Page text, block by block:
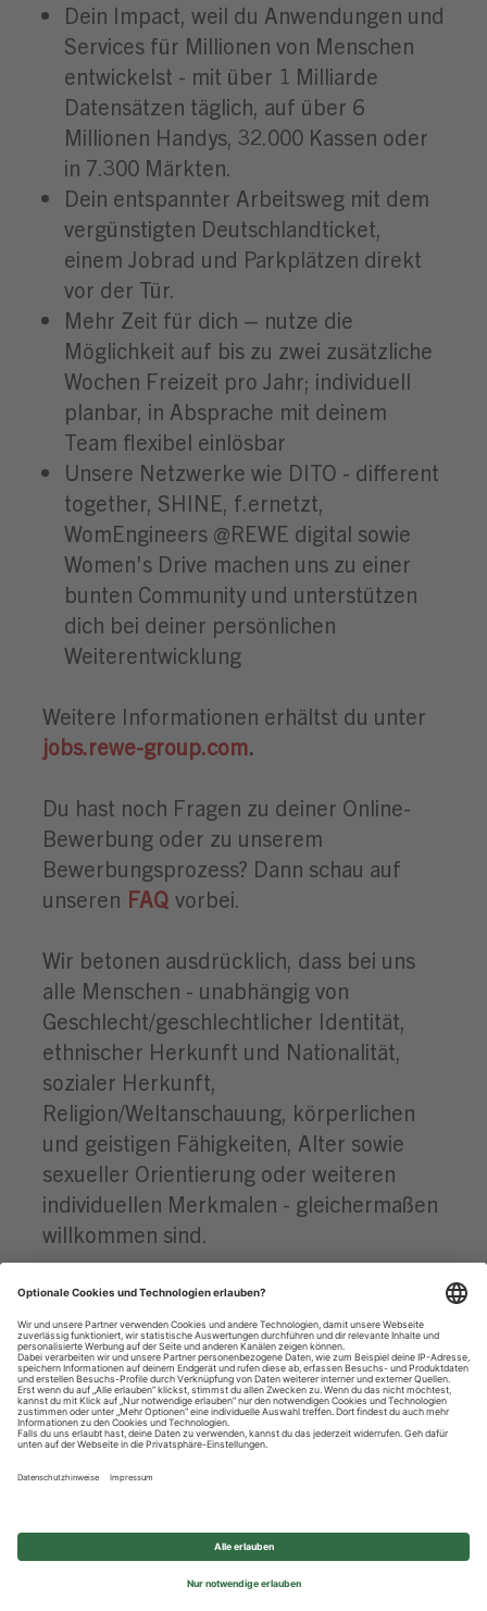
Dein Impact, weil du Anwendungen und
Services für Millionen von Menschen
entwickelst - mit über 1 Milliarde
Datensätzen täglich, auf über 6
Millionen Handys, 32.000 Kassen oder
in 7.300 Märkten.
Dein entspannter Arbeitsweg mit dem
vergünstigten Deutschlandticket,
einem Jobrad und Parkplätzen direkt
vor der Tür.
Mehr Zeit für dich – nutze die
Möglichkeit auf bis zu zwei zusätzliche
Wochen Freizeit pro Jahr; individuell
planbar, in Absprache mit deinem
Team flexibel einlösbar
Unsere Netzwerke wie DITO - different
together, SHINE, f.ernetzt,
WomEngineers @REWE digital sowie
Women's Drive machen uns zu einer
bunten Community und unterstützen
dich bei deiner persönlichen
Weiterentwicklung
Weitere Informationen erhältst du unter
jobs.rewe-group.com.
Du hast noch Fragen zu deiner Online-
Bewerbung oder zu unserem
Bewerbungsprozess? Dann schau auf
unseren FAQ vorbei.
Wir betonen ausdrücklich, dass bei uns
alle Menschen - unabhängig von
Geschlecht/geschlechtlicher Identität,
ethnischer Herkunft und Nationalität,
sozialer Herkunft,
Religion/Weltanschauung, körperlichen
und geistigen Fähigkeiten, Alter sowie
sexueller Orientierung oder weiteren
individuellen Merkmalen - gleichermaßen
willkommen sind.
Datenschutzhinweise
Impressum